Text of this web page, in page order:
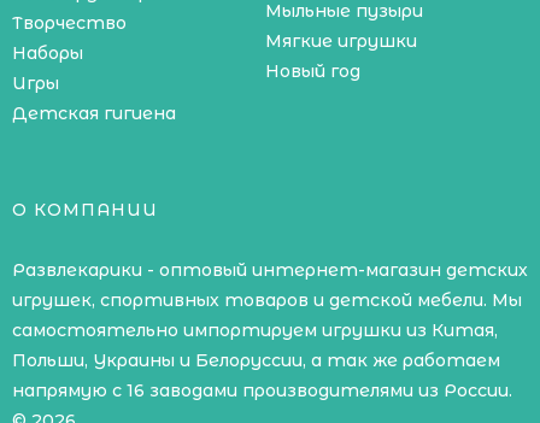
Творчество
Наборы
Игры
Детская гигиена
Мыльные пузыри
Мягкие игрушки
Новый год
О КОМПАНИИ
Развлекарики - оптовый интернет-магазин детских
игрушек, спортивных товаров и детской мебели. Мы
самостоятельно импортируем игрушки из Китая,
Польши, Украины и Белоруссии, а так же работаем
напрямую с 16 заводами производителями из России.